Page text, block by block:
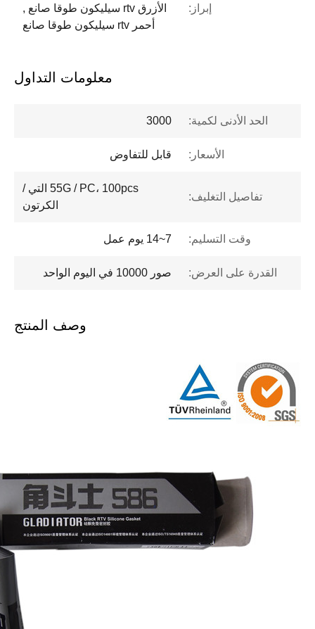
إبراز:
الأزرق rtv سيليكون طوقا صانع ,
أحمر rtv سيليكون طوقا صانع
معلومات التداول
الحد الأدنى لكمية: 3000
الأسعار: قابل للتفاوض
تفاصيل التغليف:
55G / PC، 100pcs التي /
الكرتون
وقت التسليم: 7~14 يوم عمل
القدرة على العرض: صور 10000 في اليوم الواحد
وصف المنتج